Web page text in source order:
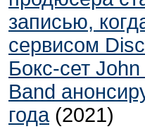
записью,
сервисом
Бокс-сет
Band
года (2021)